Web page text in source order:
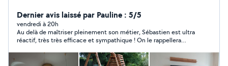
cuisine.
Dernier avis laissé par Pauline : 5/5
vendredi à 20h
Au delà de maîtriser pleinement son métier, Sébastien est ultra
réactif, très très efficace et sympathique ! On le rappellera